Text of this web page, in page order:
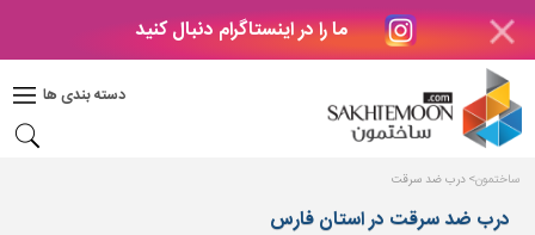
ما را در اینستاگرام دنبال کنید
دسته بندی ها
دکوراسیون
بتن
های
بتنی
ساختمون درب ضد سرقت
درب ضد سرقت در استان فارس